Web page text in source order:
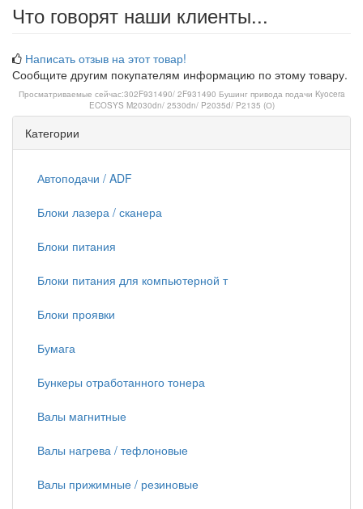
Что говорят наши клиенты...
Написать отзыв на этот товар!
Сообщите другим покупателям информацию по этому товару.
Просматриваемые сейчас:302F931490/ 2F931490 Бушинг привода подачи Kyocera
ECOSYS M2030dn/ 2530dn/ P2035d/ P2135 (О)
Категории
Автоподачи / ADF
Блоки лазера / сканера
Блоки питания
Блоки питания для компьютерной т
Блоки проявки
Бумага
Бункеры отработанного тонера
Валы магнитные
Валы нагрева / тефлоновые
Валы прижимные / резиновые